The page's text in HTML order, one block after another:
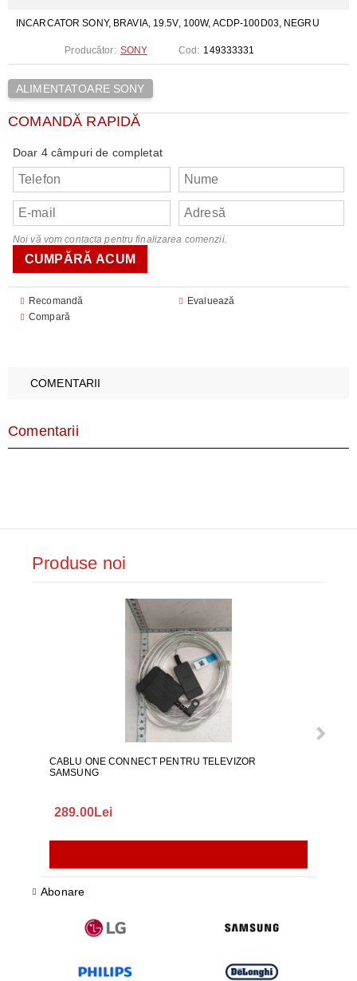
INCARCATOR SONY, BRAVIA, 19.5V, 100W, ACDP-100D03, NEGRU
Producător: SONY Cod: 149333331
ALIMENTATOARE SONY
COMANDĂ RAPIDĂ
Doar 4 câmpuri de completat
Noi vă vom contacta pentru finalizarea comenzii.
Recomandă
Evaluează
Compară
COMENTARII
Comentarii
Produse noi
CABLU ONE CONNECT PENTRU TELEVIZOR
SAMSUNG
289.00Lei
Abonare